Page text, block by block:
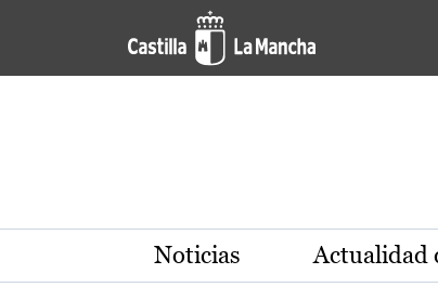
Pasar al contenido principal
Actualidad de la región
Noticias Actualidad